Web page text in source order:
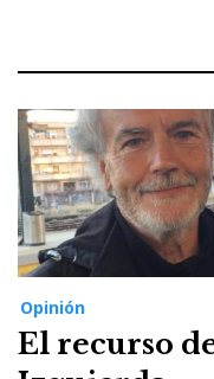
Opinión
El recurso